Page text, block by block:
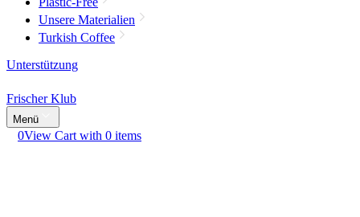
Unsere Materialien
Turkish Coffee
Unterstützung
Frischer Klub
Menü
0View Cart with 0 items